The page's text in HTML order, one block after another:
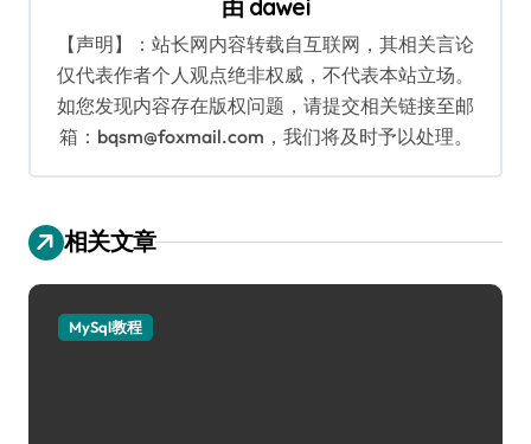
由 dawei
【声明】：站长网内容转载自互联网，其相关言论
仅代表作者个人观点绝非权威，不代表本站立场。
如您发现内容存在版权问题，请提交相关链接至邮
箱：bqsm@foxmail.com，我们将及时予以处理。
相关文章
MySql教程